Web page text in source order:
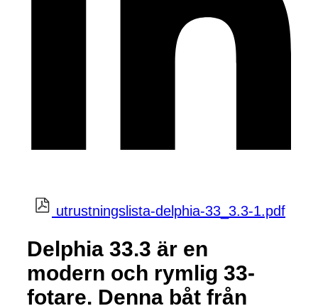
utrustningslista-delphia-33_3.3-1.pdf
Delphia 33.3 är en
modern och rymlig 33-
fotare. Denna båt från